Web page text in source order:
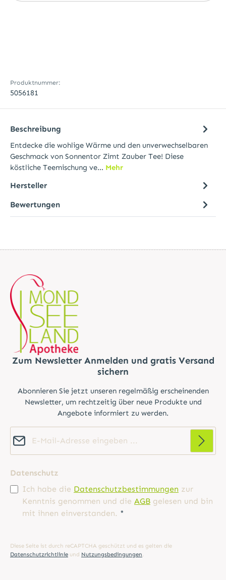
Produktnummer:
5056181
Beschreibung
Entdecke die wohlige Wärme und den unverwechselbaren
Geschmack von Sonnentor Zimt Zauber Tee! Diese
köstliche Teemischung ve… Mehr
Hersteller
Bewertungen
Zum Newsletter Anmelden und gratis Versand
sichern
Abonnieren Sie jetzt unseren regelmäßig erscheinenden
Newsletter, um rechtzeitig über neue Produkte und
Angebote informiert zu werden.
Datenschutz
Ich habe die Datenschutzbestimmungen zur
Kenntnis genommen und die AGB gelesen und bin
mit ihnen einverstanden. *
Diese Seite ist durch reCAPTCHA geschützt und es gelten die
Datenschutzrichtlinie und Nutzungsbedingungen.